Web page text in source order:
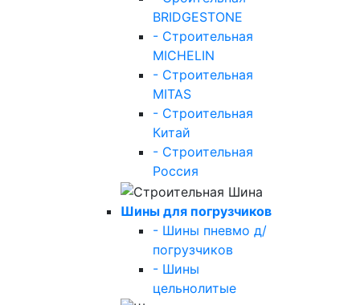
BRIDGESTONE
- Строительная
MICHELIN
- Строительная
MITAS
- Строительная
Китай
- Строительная
Россия
Шины для погрузчиков
- Шины пневмо д/
погрузчиков
- Шины
цельнолитые